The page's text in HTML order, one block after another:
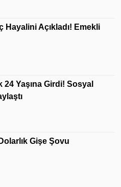
Hayalini Açıkladı! Emekli
24 Yaşına Girdi! Sosyal
Gişe Şovu